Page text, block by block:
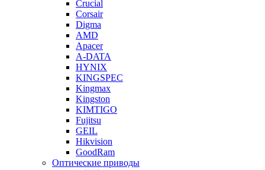
Crucial
Corsair
Digma
AMD
Apacer
A-DATA
HYNIX
KINGSPEC
Kingmax
Kingston
KIMTIGO
Fujitsu
GEIL
Hikvision
GoodRam
Оптические приводы